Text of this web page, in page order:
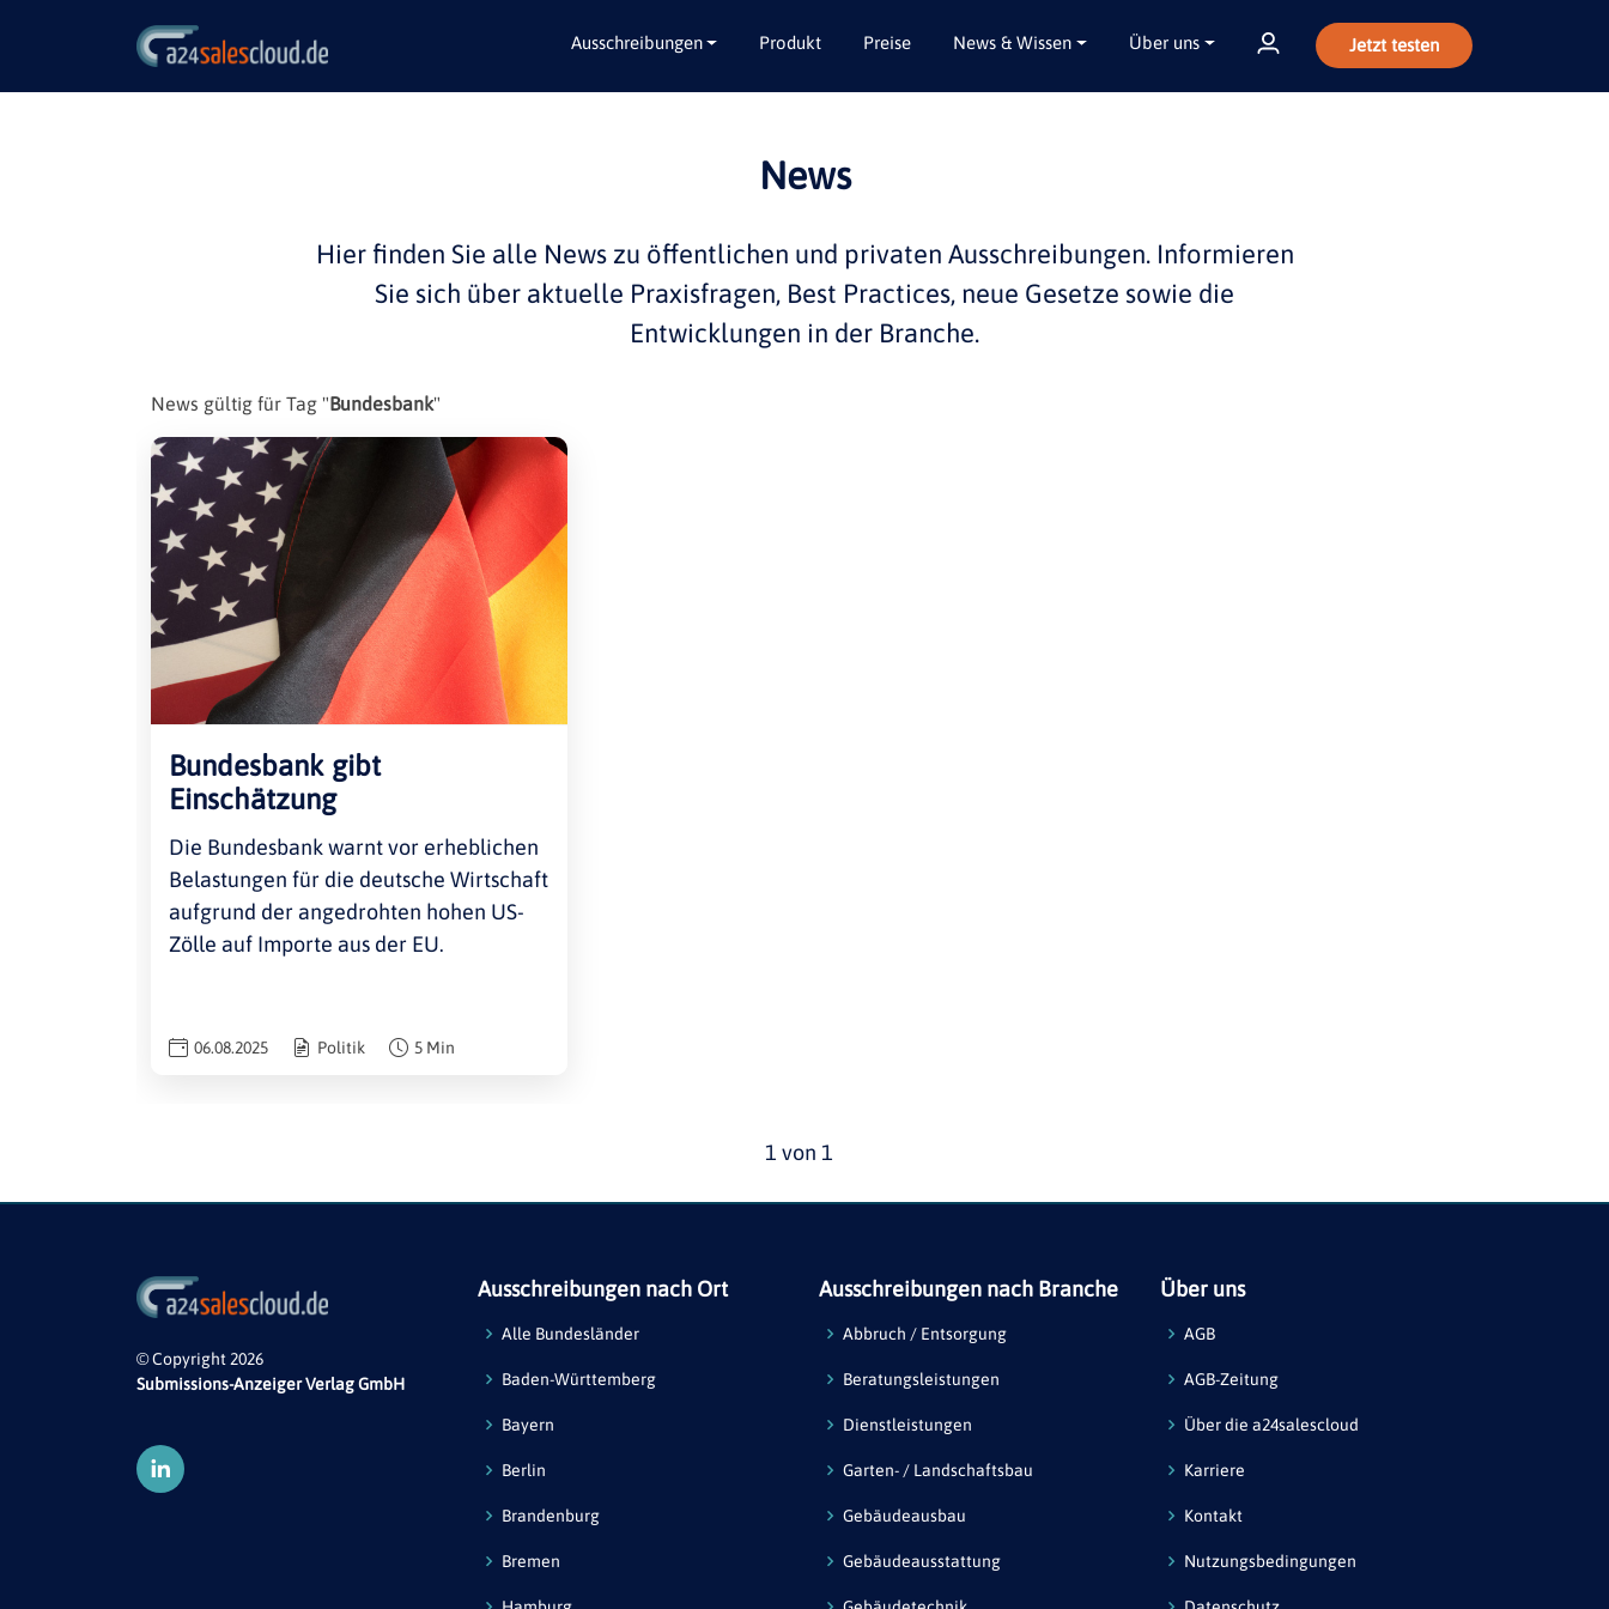
Ausschreibungen
Berlin
Brandenburg
Bremen
Beratungsleistungen
Garten- / Landschaftsbau
Gebäudeausbau
Gebäudeausstattung
Produkt Preise News & Wissen Über uns Jetzt testen
News
Hier finden Sie alle Newszu öffentlichen und privaten Ausschreibungen. Informieren
Sie sich über aktuelle Praxisfragen, Best Practices, neue Gesetze sowie die
Entwicklungen in der Branche.
News gültig für Tag "Bundesbank"
Bundesbank gibt
Einschätzung
Die Bundesbank warnt vor erheblichen
Belastungen für die deutsche Wirtschaft
aufgrund der angedrohten hohen US-
Zölle auf Importe aus der EU.
06.08.2025 Politik 5 Min
1 von 1
© Copyright 2026
Submissions-Anzeiger Verlag GmbH
Ausschreibungen nach Ort
Alle Bundesländer
Baden-Württemberg
Bayern
Berlin
Brandenburg
Bremen
Ausschreibungen nach Branche
Abbruch / Entsorgung
Beratungsleistungen
Dienstleistungen
Garten- / Landschaftsbau
Gebäudeausbau
Gebäudeausstattung
Über uns
AGB
AGB-Zeitung
Über die a24salescloud
Karriere
Kontakt
Nutzungsbedingungen